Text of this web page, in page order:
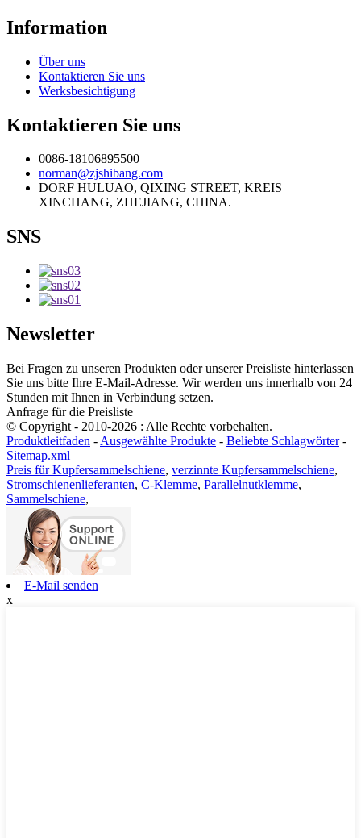
Information
Über uns
Kontaktieren Sie uns
Werksbesichtigung
Kontaktieren Sie uns
0086-18106895500
norman@zjshibang.com
DORF HULUAO, QIXING STREET, KREIS
XINCHANG, ZHEJIANG, CHINA.
SNS
Newsletter
Bei Fragen zu unseren Produkten oder unserer Preisliste hinterlassen
Sie uns bitte Ihre E-Mail-Adresse. Wir werden uns innerhalb von 24
Stunden mit Ihnen in Verbindung setzen.
Anfrage für die Preisliste
© Copyright - 2010-2026 : Alle Rechte vorbehalten.
Produktleitfaden - Ausgewählte Produkte - Beliebte Schlagwörter-
Sitemap.xml
Preis für Kupfersammelschiene, verzinnte Kupfersammelschiene,
Stromschienenlieferanten, C-Klemme, Parallelnutklemme,
Sammelschiene,
E-Mail senden
x